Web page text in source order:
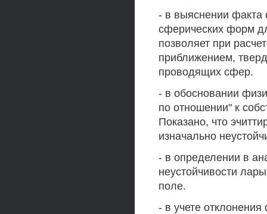
- в выяснении факта
сферических форм
позволяет при
приближением,
проводящих сфер.
- в обосновании
по отношении" к
Показано, что
изначально
- в определении в
неустойчивости
поле.
- в учете